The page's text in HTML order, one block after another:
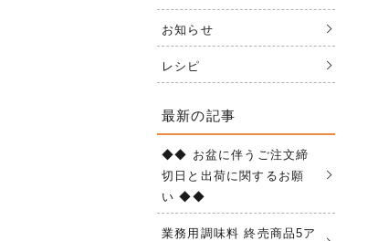
お知らせ
レシピ
最新の記事
◆◆ お盆に伴うご注文締
切日と出荷に関するお願
い ◆◆
業務用調味料 終売商品5ア